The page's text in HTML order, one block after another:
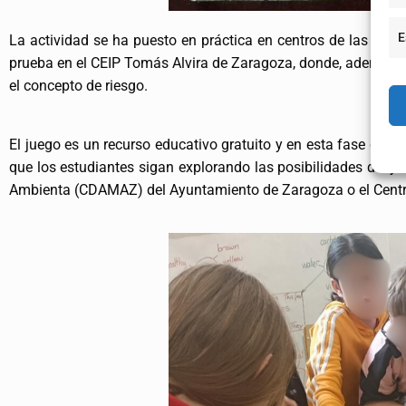
La actividad se ha puesto en práctica en centros de las
prueba en el CEIP Tomás Alvira de Zaragoza, donde,
el concepto de riesgo.
El juego es un recurso educativo gratuito y en esta fase del
que los estudiantes sigan explorando las posibilidades del
Ambienta (CDAMAZ) del Ayuntamiento de Zaragoza o el